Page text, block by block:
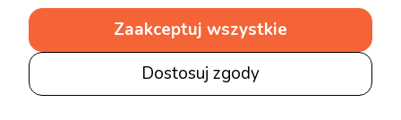
• Wysokość: 76 cm
• Głębokość: 33 cm
• Szerokość: 71 cm
Dostosuj zgody
Zaakceptuj wszystkie